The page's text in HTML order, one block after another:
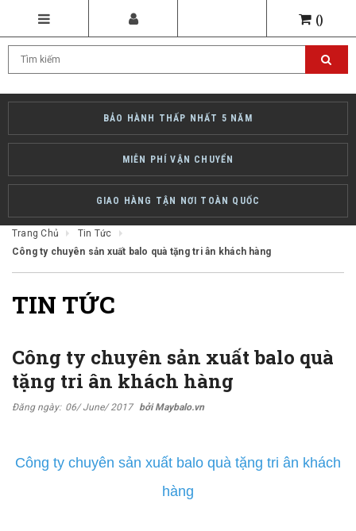
()
BẢO HÀNH THẤP NHẤT 5 NĂM
MIỄN PHÍ VẬN CHUYỂN
GIAO HÀNG TẬN NƠI TOÀN QUỐC
Trang Chủ
Tin Tức
Công ty chuyên sản xuất balo quà tặng tri ân khách hàng
TIN TỨC
Công ty chuyên sản xuất balo quà
tặng tri ân khách hàng
Đăng ngày: 06/ June/ 2017 bởi Maybalo.vn
Công ty chuyên sản xuất balo quà tặng tri ân khách
hàng